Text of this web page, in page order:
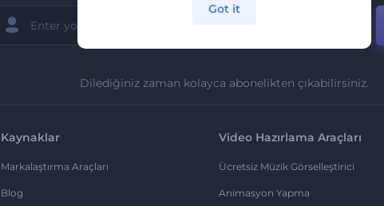
Dilediğiniz zaman kolayca abonelikten çıkabilirsiniz.
Kaynaklar
Markalaştırma Araçları
Blog
Video Hazırlama Araçları
Ücretsiz Müzik Görselleştirici
Animasyon Yapma
Got it